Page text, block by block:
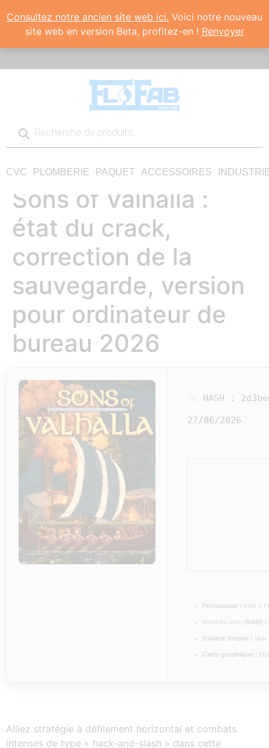
Consultez notre ancien site web ici. Voici notre nouveau
site web en version Beta, profitez-en ! Renvoyer
CVC PLOMBERIE PAQUET ACCESSOIRES
Sons of Valhalla :
état du crack,
correction de la
sauvegarde, version
pour ordinateur de
bureau 2026
HASH :
27/06/2026
Processeur : Intel i7
Mémoire vive ( RAM) :
Espace disque : plus
Carte graphique :
Alliez stratégie à défilement horizontal et combats
intenses de type « hack-and-slash » dans cette